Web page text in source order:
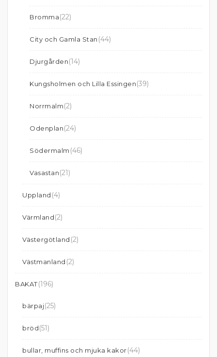
Bromma(22)
City och Gamla Stan (44)
Djurgården(14)
Kungsholmen och Lilla Essingen(39)
Norrmalm(2)
Odenplan(24)
Södermalm (46)
Vasastan(21)
Uppland (4)
Värmland(2)
Västergötland (2)
Västmanland (2)
BAKAT(196)
bärpaj(25)
bröd(51)
bullar, muffins och mjuka kakor(44)